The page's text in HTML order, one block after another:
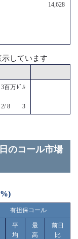
14,628
しています
3百万ﾄﾞﾙ
2/ 8 3
のコール市場
有担保コール
平
均
最
高
前日
比